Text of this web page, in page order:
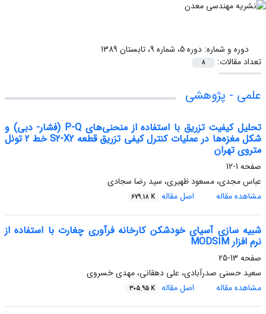
دوره و شماره:دوره 5، شماره 9، تابستان 1389
تعداد مقالات:
8
علمی - پژوهشی
تحلیل کیفیت تزریق با استفاده از منحنی‌های P-Q (فشار- دبی) و
شکل مغزه‌ها در عملیات کنترل کیفی تزریق قطعه S2-X2 خط 2 تونل
متروی تهران
صفحه 1-12
عباس مجدی، مسعود ظهیری، سید رضا سجادی
مشاهده مقاله
اصل مقاله 679.18 K
شبیه سازی آسیای خودشکن کارخانه فرآوری چغارت با استفاده از
نرم افزار MODSIM
صفحه 13-25
سعید حسنی صدرآبادی، علی دهقانی، مهدی خسروی
مشاهده مقاله
اصل مقاله 305.95 K